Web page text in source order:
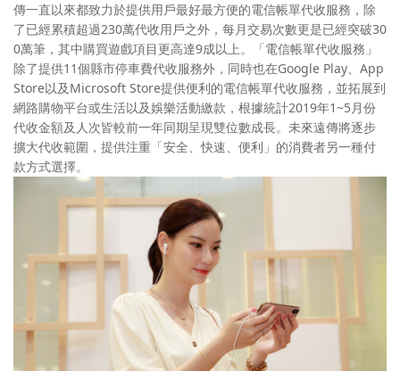
傳一直以來都致力於提供用戶最好最方便的電信帳單代收服務，除
了已經累積超過230萬代收用戶之外，每月交易次數更是已經突破30
0萬筆，其中購買遊戲項目更高達9成以上。「電信帳單代收服務」
除了提供11個縣市停車費代收服務外，同時也在Google Play、App
Store以及Microsoft Store提供便利的電信帳單代收服務，並拓展到
網路購物平台或生活以及娛樂活動繳款，根據統計2019年1~5月份
代收金額及人次皆較前一年同期呈現雙位數成長。未來遠傳將逐步
擴大代收範圍，提供注重「安全、快速、便利」的消費者另一種付
款方式選擇。